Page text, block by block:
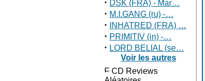
· DSK (FRA) - Mar…
· M.I.GANG (ru) -…
· INHATRED (FRA) …
· PRIMITIV (in) -…
· LORD BELIAL (se…
Voir les autres
CD Reviews